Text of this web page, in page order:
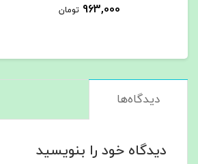
963,000 تومان
دیدگاه‌ها
دیدگاه خود را بنویسید